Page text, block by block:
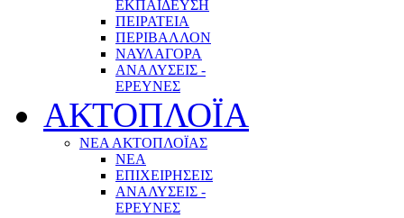
ΕΚΠΑΙΔΕΥΣΗ
ΠΕΙΡΑΤΕΙΑ
ΠΕΡΙΒΑΛΛΟΝ
ΝΑΥΛΑΓΟΡΑ
ΑΝΑΛΥΣΕΙΣ -
ΕΡΕΥΝΕΣ
ΑΚΤΟΠΛΟΪΑ
ΝΕΑ ΑΚΤΟΠΛΟΪΑΣ
ΝΕΑ
ΕΠΙΧΕΙΡΗΣΕΙΣ
ΑΝΑΛΥΣΕΙΣ -
ΕΡΕΥΝΕΣ